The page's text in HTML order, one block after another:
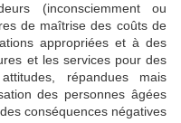
(inconsciemment ou
de maîtrise des coûts de
appropriées et à des
et les services pour des
répandues mais
des personnes âgées
conséquences négatives